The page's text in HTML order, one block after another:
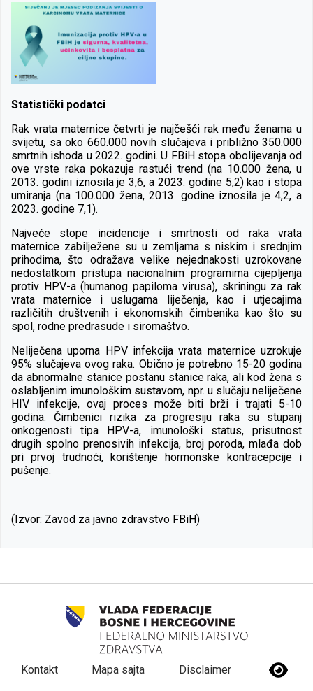
Statistički podatci
Rak vrata maternice četvrti je najčešći rak među ženama u
svijetu, sa oko 660.000 novih slučajeva i približno 350.000
smrtnih ishoda u 2022. godini. U FBiH stopa obolijevanja od
ove vrste raka pokazuje rastući trend (na 10.000 žena, u
2013. godini iznosila je 3,6, a 2023. godine 5,2) kao i stopa
umiranja (na 100.000 žena, 2013. godine iznosila je 4,2, a
2023. godine 7,1).
Najveće stope incidencije i smrtnosti od raka vrata
maternice zabilježene su u zemljama s niskim i srednjim
prihodima, što odražava velike nejednakosti uzrokovane
nedostatkom pristupa nacionalnim programima cijepljenja
protiv HPV-a (humanog papiloma virusa), skriningu za rak
vrata maternice i uslugama liječenja, kao i utjecajima
različitih društvenih i ekonomskih čimbenika kao što su
spol, rodne predrasude i siromaštvo.
Neliječena uporna HPV infekcija vrata maternice uzrokuje
95% slučajeva ovog raka. Obično je potrebno 15-20 godina
da abnormalne stanice postanu stanice raka, ali kod žena s
oslabljenim imunološkim sustavom, npr. u slučaju neliječene
HIV infekcije, ovaj proces može biti brži i trajati 5-10
godina. Čimbenici rizika za progresiju raka su stupanj
onkogenosti tipa HPV-a, imunološki status, prisutnost
drugih spolno prenosivih infekcija, broj poroda, mlađa dob
pri prvoj trudnoći, korištenje hormonske kontracepcije i
pušenje.
(Izvor: Zavod za javno zdravstvo FBiH)
Kontakt Mapa sajta Disclaimer